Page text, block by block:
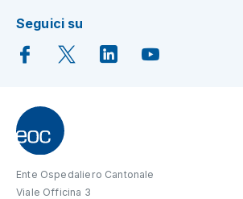
Seguici su
Ente Ospedaliero Cantonale
Viale Officina 3